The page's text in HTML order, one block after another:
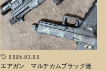
2026.03.22
エアガン マルチカムブラック迷